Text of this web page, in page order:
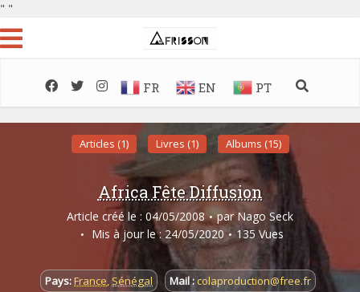
" "
FR EN PT
Articles (1) Livres (1) Albums (15)
Africa Fête Diffusion
Article créé le : 04/05/2008 par Nago Seck
Mis à jour le : 24/05/2020
135 Vues
Pays:France,Sénégal Mail : colaproduction@free.fr